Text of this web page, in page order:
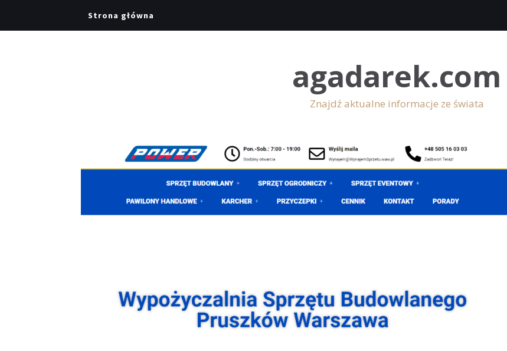
Strona główna
agadarek.com
Znajdź aktualne informacje ze świata